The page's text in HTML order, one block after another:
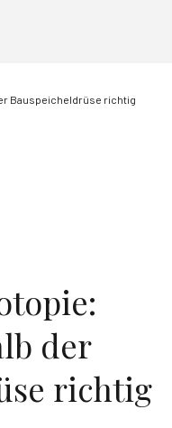
Bauspeicheldrüse richtig
der
richtig